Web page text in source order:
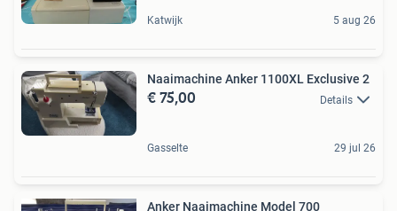
Katwijk 5 aug 26
Naaimachine Anker 1100XL Exclusive 2
€ 75,00 Details
Gasselte 29 jul 26
Anker Naaimachine Model 700